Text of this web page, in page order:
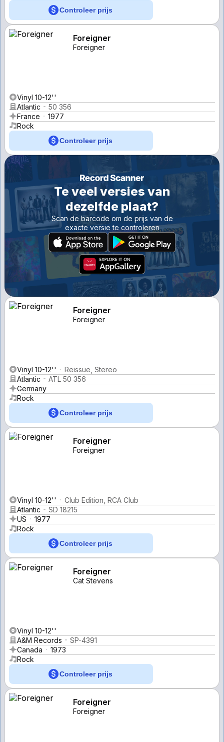
Controleer prijs
Foreigner
Foreigner
Vinyl 10-12''
Atlantic
50 356
France
1977
Rock
Controleer prijs
Te veel versies van
dezelfde plaat?
Scan de barcode om de prijs van de
exacte versie te controleren
Foreigner
Foreigner
Vinyl 10-12''
Reissue, Stereo
Atlantic
ATL 50 356
Germany
Rock
Controleer prijs
Foreigner
Foreigner
Vinyl 10-12''
Club Edition, RCA Club
Atlantic
SD 18215
US
1977
Rock
Controleer prijs
Foreigner
Cat Stevens
Vinyl 10-12''
A&M Records
SP-4391
Canada
1973
Rock
Controleer prijs
Foreigner
Foreigner